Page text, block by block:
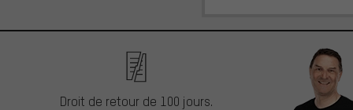
Droit de retour de 100 jours.